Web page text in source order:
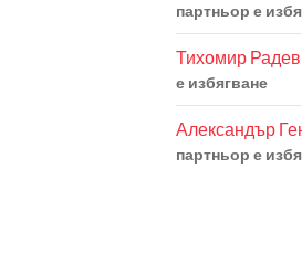
партньор е
Тихомир Радев
е избягване
Александър
партньор е